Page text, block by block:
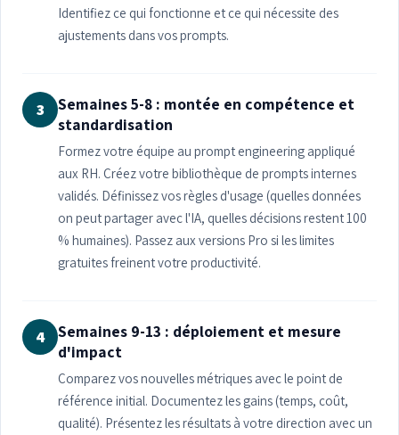
Identifiez ce qui fonctionne et ce qui nécessite des
ajustements dans vos prompts.
3
Semaines 5-8 : montée en compétence et
standardisation
Formez votre équipe au prompt engineering appliqué
aux RH. Créez votre bibliothèque de prompts internes
validés. Définissez vos règles d'usage (quelles données
on peut partager avec l'IA, quelles décisions restent 100
% humaines). Passez aux versions Pro si les limites
gratuites freinent votre productivité.
4
Semaines 9-13 : déploiement et mesure
d'impact
Comparez vos nouvelles métriques avec le point de
référence initial. Documentez les gains (temps, coût,
qualité). Présentez les résultats à votre direction avec un